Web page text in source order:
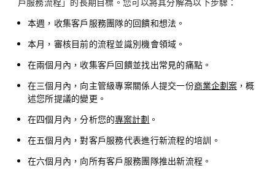
戶服務流程」的長期目標。您可以將其分解為以下步驟：
本週，收集客戶服務團隊的回饋和想法。
本月，審核目前的流程並識別機會領域。
在兩個月內，收集客戶回饋並找出常見的痛點。
在三個月內，向主管級專案關係人提交一份商業企劃案 ，概
述您所提議的變更。
在四個月內，分析您的專案計劃 。
在五個月內，對客戶服務代表進行新流程的培訓。
在六個月內，向所有客戶服務團隊推出新流程。